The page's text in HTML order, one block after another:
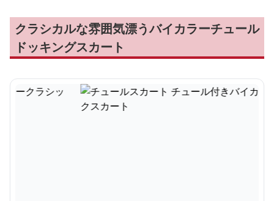
クラシカルな雰囲気漂うバイカラーチュール
ドッキングスカート